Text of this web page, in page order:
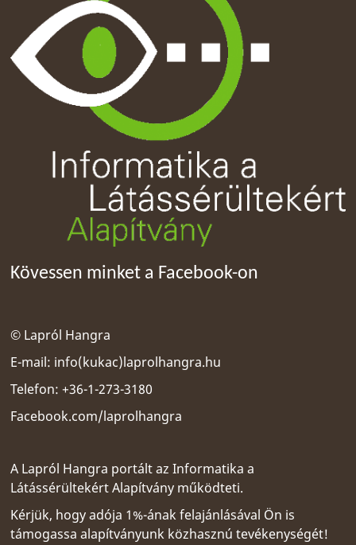
Kövessen minket a Facebook-on
© Lapról Hangra
E-mail: info(kukac)laprolhangra.hu
Telefon: +36-1-273-3180
Facebook.com/laprolhangra
A Lapról Hangra portált azInformatika a
Látássérültekért Alapítvány működteti.
Kérjük, hogy adója 1%-ának felajánlásával Ön is
támogassa alapítványunk közhasznú tevékenységét!